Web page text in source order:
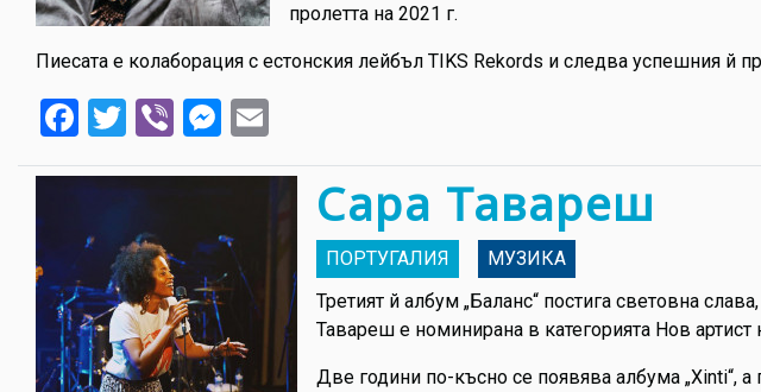
пролетта на 2021 г.
Пиесата е колаборация с естонския лейбъл TIKS Rekords и следва успешния й
Facebook
Twitter
ViberMessenger
Сара Тавареш
ПОРТУГАЛИЯ
МУЗИКА
Третият й албум „Баланс“ постига световна
Тавареш е номинирана в категорията Нов
Две години по-късно се появява албума „Xinti“, а